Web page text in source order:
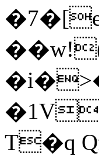
T�q